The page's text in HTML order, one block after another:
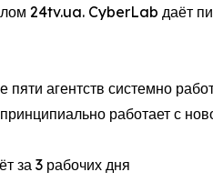
24tv.ua. CyberLab даёт
агентств системно
работает с
за 3 рабочих дня